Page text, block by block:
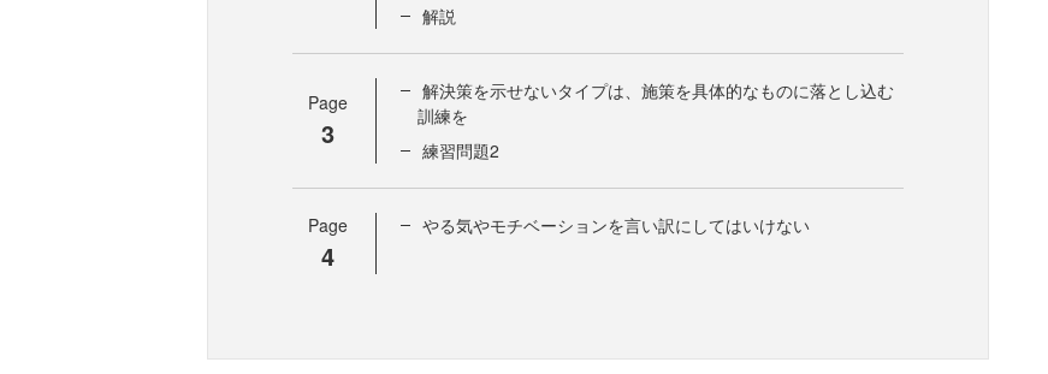
解説
Page
3
解決策を示せないタイプは、施策を具体的なものに落とし込む
訓練を
練習問題2
Page
4
やる気やモチベーションを言い訳にしてはいけない